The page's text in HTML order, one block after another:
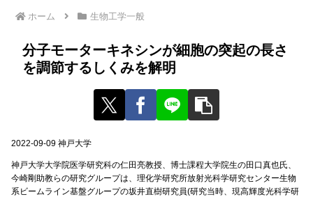
ホーム 生物工学一般
分子モーターキネシンが細胞の突起の長さ
を調節するしくみを解明
2022-09-09 神戸大学
神戸大学大学院医学研究科の仁田亮教授、博士課程大学院生の田口真也氏、
今崎剛助教らの研究グループは、理化学研究所放射光科学研究センター生物
系ビームライン基盤グループの坂井直樹研究員(研究当時、現高輝度光科学研